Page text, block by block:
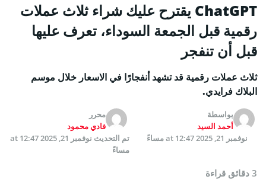
ChatGPT يقترح عليك شراء ثلاث عملات
رقمية قبل الجمعة السوداء، تعرف عليها
قبل أن تنفجر
ثلاث عملات رقمية قد تشهد أنفجارًا في الاسعار خلال موسم
البلاك فرايدي.
بواسطة
أحمد السيد
محرر
فادي محمود
نوفمبر 21, 2025 at 12:47 مساءً
تم التحديث
نوفمبر 21, 2025 at 12:47
مساءً
3 دقائق قراءة